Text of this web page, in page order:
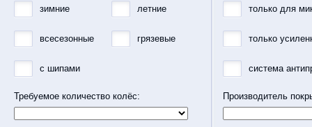
зимние
летние
всесезонные грязевые
с шипами
Требуемое количество колёс:
только для
только
система
Производитель